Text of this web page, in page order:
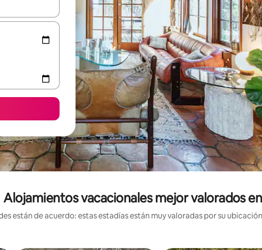
navega con las teclas de flecha hacia arriba y hacia abajo o explora con el
Alojamientos vacacionales mejor valorados
están de acuerdo: estas estadías están muy valoradas por su